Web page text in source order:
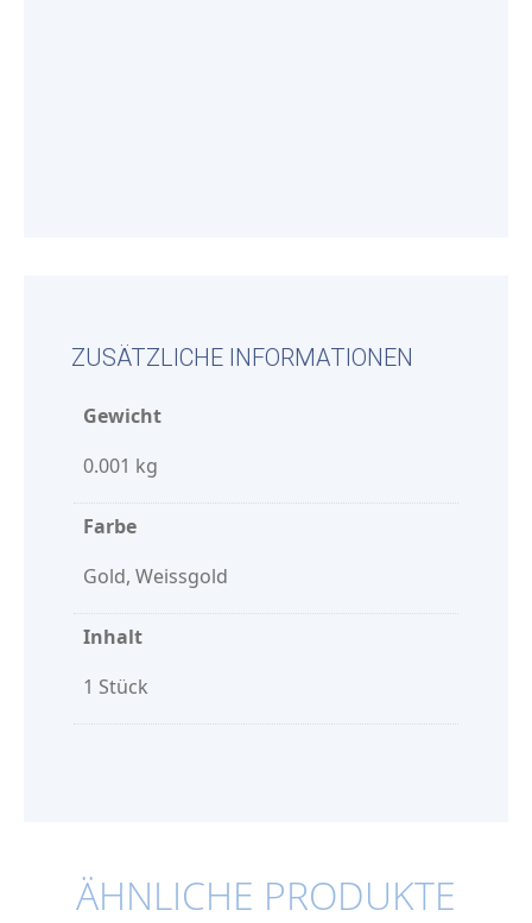
ZUSÄTZLICHE INFORMATIONEN
Gewicht
0.001 kg
Farbe
Gold, Weissgold
Inhalt
1 Stück
ÄHNLICHE PRODUKTE